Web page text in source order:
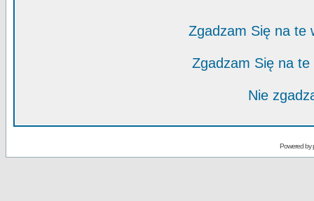
Zgadzam Się na te
Zgadzam Się na
Nie
Powered by